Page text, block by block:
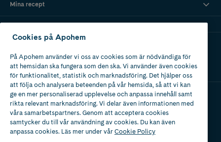
Mina recept
Apotek med tillstånd
av Läkemedelsverket
Cookies på Apohem
På Apohem använder vi oss av cookies som är nödvändiga för
att hemsidan ska fungera som den ska. Vi använder även cookies
för funktionalitet, statistik och marknadsföring. Det hjälper oss
att följa och analysera beteenden på vår hemsida, så att vi kan
ge en mer personaliserad upplevelse och anpassa innehåll samt
rikta relevant marknadsföring. Vi delar även informationen med
våra samarbetspartners. Genom att acceptera cookies
samtycker du till vår användning av cookies. Du kan även
anpassa cookies. Läs mer under vårCookie Policy